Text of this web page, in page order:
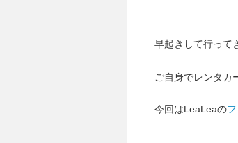
早起きして行って
ご自身でレンタカ
今回はLeaLeaの